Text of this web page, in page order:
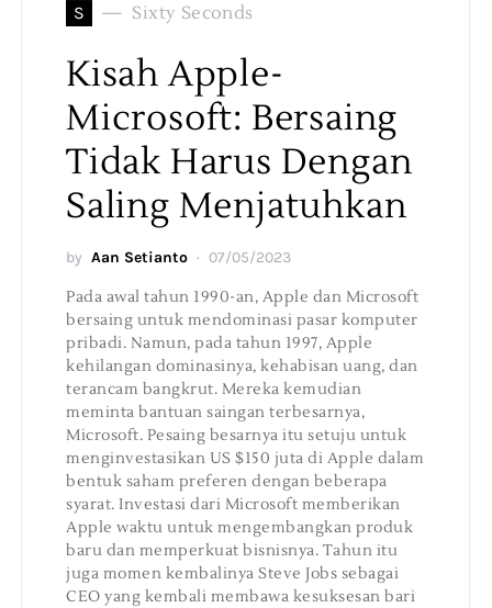
S Sixty Seconds
Kisah Apple-
Microsoft: Bersaing
Tidak Harus Dengan
Saling Menjatuhkan
by Aan Setianto 07/05/2023
Pada awal tahun 1990-an, Apple dan Microsoft
bersaing untuk mendominasi pasar komputer
pribadi. Namun, pada tahun 1997, Apple
kehilangan dominasinya, kehabisan uang, dan
terancam bangkrut. Mereka kemudian
meminta bantuan saingan terbesarnya,
Microsoft. Pesaing besarnya itu setuju untuk
menginvestasikan US $150 juta di Apple dalam
bentuk saham preferen dengan beberapa
syarat. Investasi dari Microsoft memberikan
Apple waktu untuk mengembangkan produk
baru dan memperkuat bisnisnya. Tahun itu
juga momen kembalinya Steve Jobs sebagai
CEO yang kembali membawa kesuksesan bari